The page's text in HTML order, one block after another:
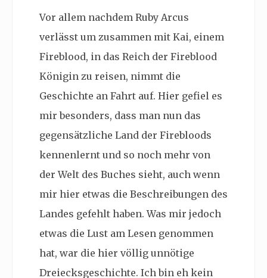
Vor allem nachdem Ruby Arcus
verlässt um zusammen mit Kai, einem
Fireblood, in das Reich der Fireblood
Königin zu reisen, nimmt die
Geschichte an Fahrt auf. Hier gefiel es
mir besonders, dass man nun das
gegensätzliche Land der Firebloods
kennenlernt und so noch mehr von
der Welt des Buches sieht, auch wenn
mir hier etwas die Beschreibungen des
Landes gefehlt haben. Was mir jedoch
etwas die Lust am Lesen genommen
hat, war die hier völlig unnötige
Dreiecksgeschichte. Ich bin eh kein